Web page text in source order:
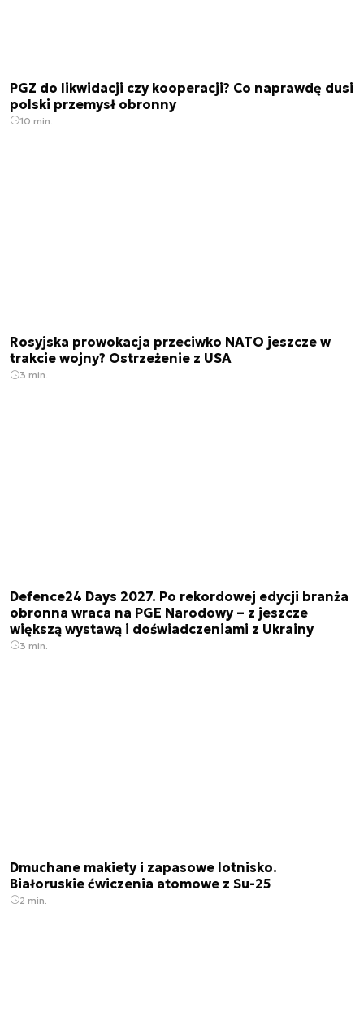
PGZ do likwidacji czy kooperacji? Co naprawdę dusi
polski przemysł obronny
10 min.
Rosyjska prowokacja przeciwko NATO jeszcze w
trakcie wojny? Ostrzeżenie z USA
3 min.
Defence24 Days 2027. Po rekordowej edycji branża
obronna wraca na PGE Narodowy – z jeszcze
większą wystawą i doświadczeniami z Ukrainy
3 min.
Dmuchane makiety i zapasowe lotnisko.
Białoruskie ćwiczenia atomowe z Su-25
2 min.